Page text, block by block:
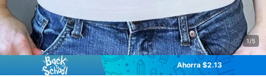
1/5
Ahorra $2.13